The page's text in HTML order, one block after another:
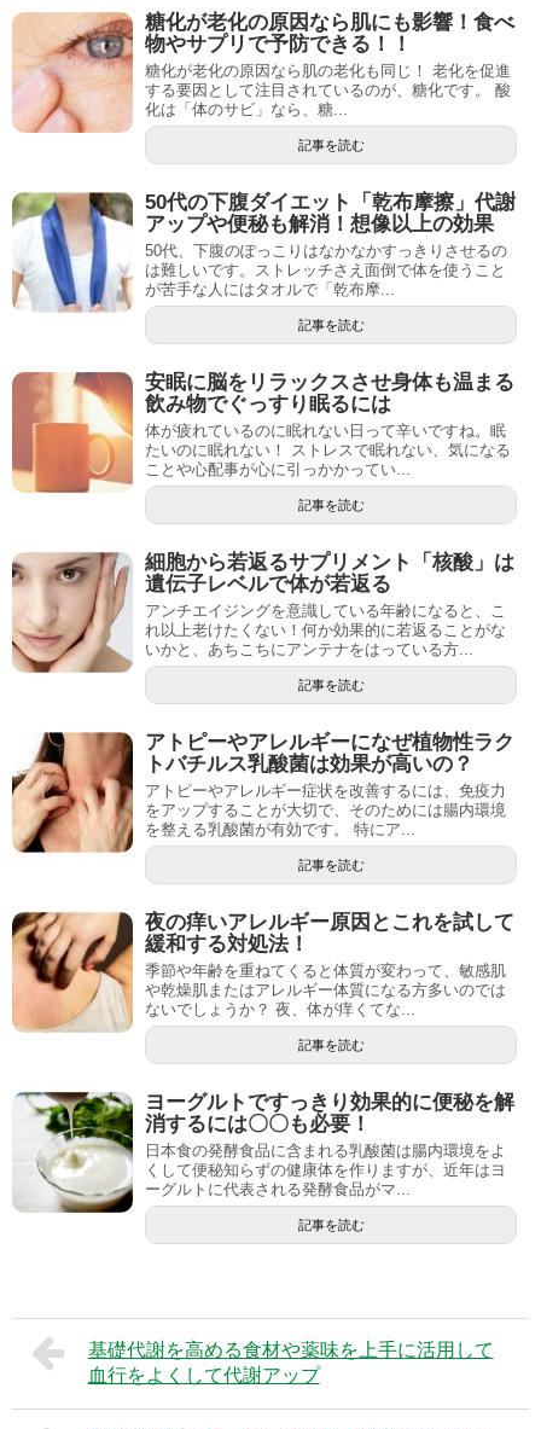
糖化が老化の原因なら肌にも影響！食べ
物やサプリで予防できる！！
糖化が老化の原因なら肌の老化も同じ！ 老化を促進
する要因として注目されているのが、糖化です。 酸
化は「体のサビ」なら、糖...
記事を読む
50代の下腹ダイエット「乾布摩擦」代謝
アップや便秘も解消！想像以上の効果
50代、下腹のぽっこりはなかなかすっきりさせるの
は難しいです。ストレッチさえ面倒で体を使うこと
が苦手な人にはタオルで「乾布摩...
記事を読む
安眠に脳をリラックスさせ身体も温まる
飲み物でぐっすり眠るには
体が疲れているのに眠れない日って辛いですね。眠
たいのに眠れない！ ストレスで眠れない、気になる
ことや心配事が心に引っかかってい...
記事を読む
細胞から若返るサプリメント「核酸」は
遺伝子レベルで体が若返る
アンチエイジングを意識している年齢になると、こ
れ以上老けたくない！何か効果的に若返ることがな
いかと、あちこちにアンテナをはっている方...
記事を読む
アトピーやアレルギーになぜ植物性ラク
トバチルス乳酸菌は効果が高いの？
アトピーやアレルギー症状を改善するには、免疫力
をアップすることが大切で、そのためには腸内環境
を整える乳酸菌が有効です。 特にア...
記事を読む
夜の痒いアレルギー原因とこれを試して
緩和する対処法！
季節や年齢を重ねてくると体質が変わって、敏感肌
や乾燥肌またはアレルギー体質になる方多いのでは
ないでしょうか？ 夜、体が痒くてな...
記事を読む
ヨーグルトですっきり効果的に便秘を解
消するには〇〇も必要！
日本食の発酵食品に含まれる乳酸菌は腸内環境をよ
くして便秘知らずの健康体を作りますが、近年はヨ
ーグルトに代表される発酵食品がマ...
記事を読む
基礎代謝を高める食材や薬味を上手に活用して
血行をよくして代謝アップ